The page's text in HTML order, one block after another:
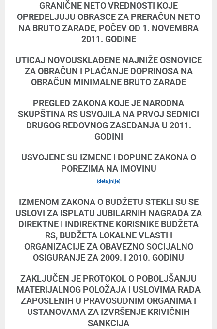
GRANIČNE NETO VREDNOSTI KOJE
OPREDELJUJU OBRASCE ZA PRERAČUN NETO
NA BRUTO ZARADE, POČEV OD 1. NOVEMBRA
2011. GODINE
UTICAJ NOVOUSKLAĐENE NAJNIŽE OSNOVICE
ZA OBRAČUN I PLAĆANJE DOPRINOSA NA
OBRAČUN MINIMALNE BRUTO ZARADE
PREGLED ZAKONA KOJE JE NARODNA
SKUPŠTINA RS USVOJILA NA PRVOJ SEDNICI
DRUGOG REDOVNOG ZASEDANJA U 2011.
GODINI
USVOJENE SU IZMENE I DOPUNE ZAKONA O
POREZIMA NA IMOVINU
(detaljnije)
IZMENOM ZAKONA O BUDŽETU STEKLI SU SE
USLOVI ZA ISPLATU JUBILARNIH NAGRADA ZA
DIREKTNE I INDIREKTNE KORISNIKE BUDŽETA
RS, BUDŽETA LOKALNE VLASTI I
ORGANIZACIJE ZA OBAVEZNO SOCIJALNO
OSIGURANJE ZA 2009. I 2010. GODINU
ZAKLJUČEN JE PROTOKOL O POBOLJŠANJU
MATERIJALNOG POLOŽAJA I USLOVIMA RADA
ZAPOSLENIH U PRAVOSUDNIM ORGANIMA I
USTANOVAMA ZA IZVRŠENJE KRIVIČNIH
SANKCIJA